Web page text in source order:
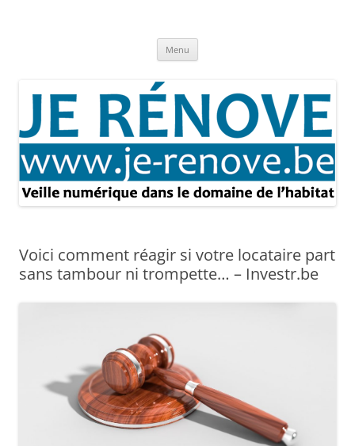
Menu
Voici comment réagir si votre locataire part
sans tambour ni trompette… – Investr.be